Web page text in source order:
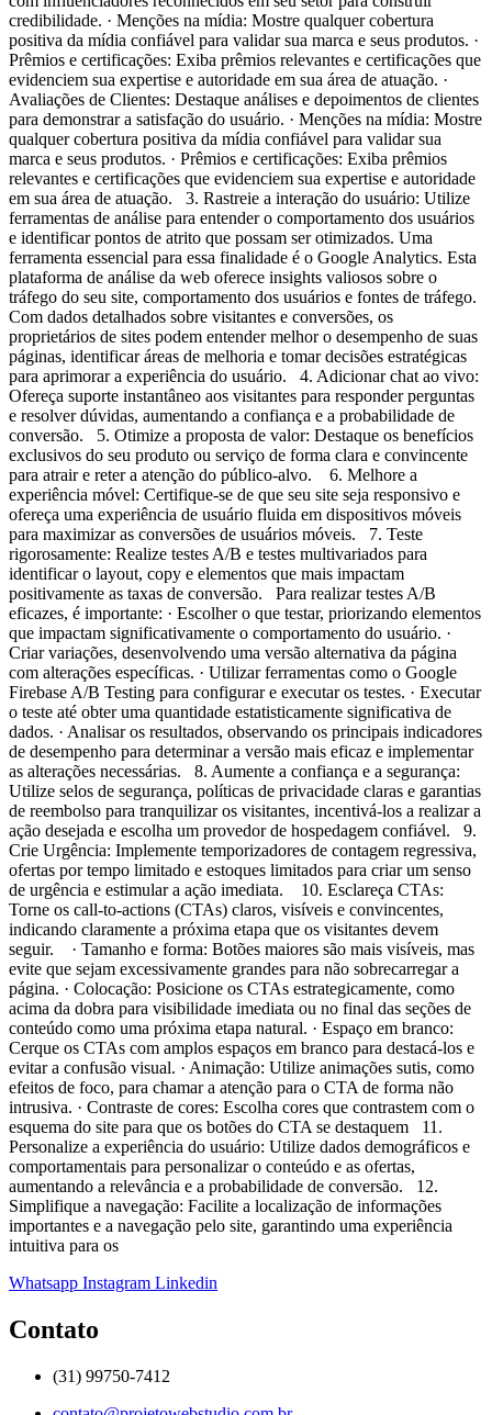
credibilidade. · Menções na mídia: Mostre qualquer cobertura
positiva da mídia confiável para validar sua marca e seus produtos. ·
Prêmios e certificações: Exiba prêmios relevantes e certificações que
evidenciem sua expertise e autoridade em sua área de atuação. ·
Avaliações de Clientes: Destaque análises e depoimentos de clientes
para demonstrar a satisfação do usuário. · Menções na mídia: Mostre
qualquer cobertura positiva da mídia confiável para validar sua
marca e seus produtos. · Prêmios e certificações: Exiba prêmios
relevantes e certificações que evidenciem sua expertise e autoridade
em sua área de atuação. 3. Rastreie a interação do usuário: Utilize
ferramentas de análise para entender o comportamento dos usuários
e identificar pontos de atrito que possam ser otimizados. Uma
ferramenta essencial para essa finalidade é o Google Analytics. Esta
plataforma de análise da web oferece insights valiosos sobre o
tráfego do seu site, comportamento dos usuários e fontes de tráfego.
Com dados detalhados sobre visitantes e conversões, os
proprietários de sites podem entender melhor o desempenho de suas
páginas, identificar áreas de melhoria e tomar decisões estratégicas
para aprimorar a experiência do usuário. 4. Adicionar chat ao vivo:
Ofereça suporte instantâneo aos visitantes para responder perguntas
e resolver dúvidas, aumentando a confiança e a probabilidade de
conversão. 5. Otimize a proposta de valor: Destaque os benefícios
exclusivos do seu produto ou serviço de forma clara e convincente
para atrair e reter a atenção do público-alvo. 6. Melhore a
experiência móvel: Certifique-se de que seu site seja responsivo e
ofereça uma experiência de usuário fluida em dispositivos móveis
para maximizar as conversões de usuários móveis. 7. Teste
rigorosamente: Realize testes A/B e testes multivariados para
identificar o layout, copy e elementos que mais impactam
positivamente as taxas de conversão. Para realizar testes A/B
eficazes, é importante: · Escolher o que testar, priorizando elementos
que impactam significativamente o comportamento do usuário. ·
Criar variações, desenvolvendo uma versão alternativa da página
com alterações específicas. · Utilizar ferramentas como o Google
Firebase A/B Testing para configurar e executar os testes. · Executar
o teste até obter uma quantidade estatisticamente significativa de
dados. · Analisar os resultados, observando os principais indicadores
de desempenho para determinar a versão mais eficaz e implementar
as alterações necessárias. 8. Aumente a confiança e a segurança:
Utilize selos de segurança, políticas de privacidade claras e garantias
de reembolso para tranquilizar os visitantes, incentivá-los a realizar a
ação desejada e escolha um provedor de hospedagem confiável. 9.
Crie Urgência: Implemente temporizadores de contagem regressiva,
ofertas por tempo limitado e estoques limitados para criar um senso
de urgência e estimular a ação imediata. 10. Esclareça CTAs:
Torne os call-to-actions (CTAs) claros, visíveis e convincentes,
indicando claramente a próxima etapa que os visitantes devem
seguir. · Tamanho e forma: Botões maiores são mais visíveis, mas
evite que sejam excessivamente grandes para não sobrecarregar a
página. · Colocação: Posicione os CTAs estrategicamente, como
acima da dobra para visibilidade imediata ou no final das seções de
conteúdo como uma próxima etapa natural. · Espaço em branco:
Cerque os CTAs com amplos espaços em branco para destacá-los e
evitar a confusão visual. · Animação: Utilize animações sutis, como
efeitos de foco, para chamar a atenção para o CTA de forma não
intrusiva. · Contraste de cores: Escolha cores que contrastem com o
esquema do site para que os botões do CTA se destaquem 11.
Personalize a experiência do usuário: Utilize dados demográficos e
comportamentais para personalizar o conteúdo e as ofertas,
aumentando a relevância e a probabilidade de conversão. 12.
Simplifique a navegação: Facilite a localização de informações
importantes e a navegação pelo site, garantindo uma experiência
intuitiva para os
Whatsapp Instagram Linkedin
Contato
(31) 99750-7412